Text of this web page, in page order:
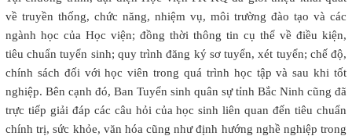
về truyền thống, chức năng, nhiệm vụ, môi trường đào tạo và các
ngành học của Học viện; đồng thời thông tin cụ thể về điều kiện,
tiêu chuẩn tuyển sinh; quy trình đăng ký sơ tuyển, xét tuyển; chế độ,
chính sách đối với học viên trong quá trình học tập và sau khi tốt
nghiệp. Bên cạnh đó, Ban Tuyển sinh quân sự tỉnh Bắc Ninh cũng đã
trực tiếp giải đáp các câu hỏi của học sinh liên quan đến tiêu chuẩn
chính trị, sức khỏe, văn hóa cũng như định hướng nghề nghiệp trong